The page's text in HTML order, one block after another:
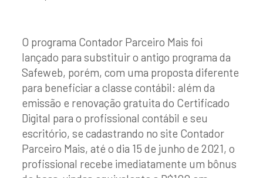
O programa Contador Parceiro Mais foi
lançado para substituir o antigo programa da
Safeweb, porém, com uma proposta diferente
para beneficiar a classe contábil: além da
emissão e renovação gratuita do Certificado
Digital para o profissional contábil e seu
escritório, se cadastrando no site Contador
Parceiro Mais, até o dia 15 de junho de 2021, o
profissional recebe imediatamente um bônus